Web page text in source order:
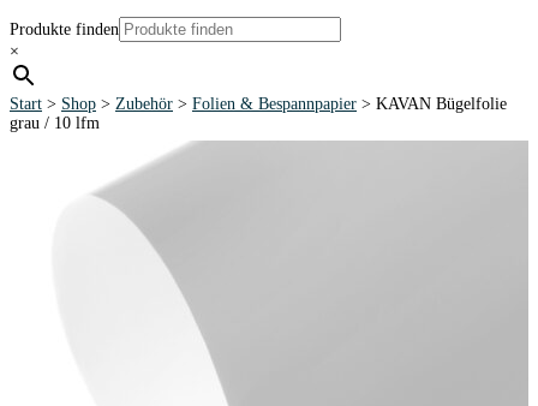
Produkte finden
×
Start > Shop > Zubehör > Folien & Bespannpapier > KAVAN Bügelfolie
grau / 10 lfm